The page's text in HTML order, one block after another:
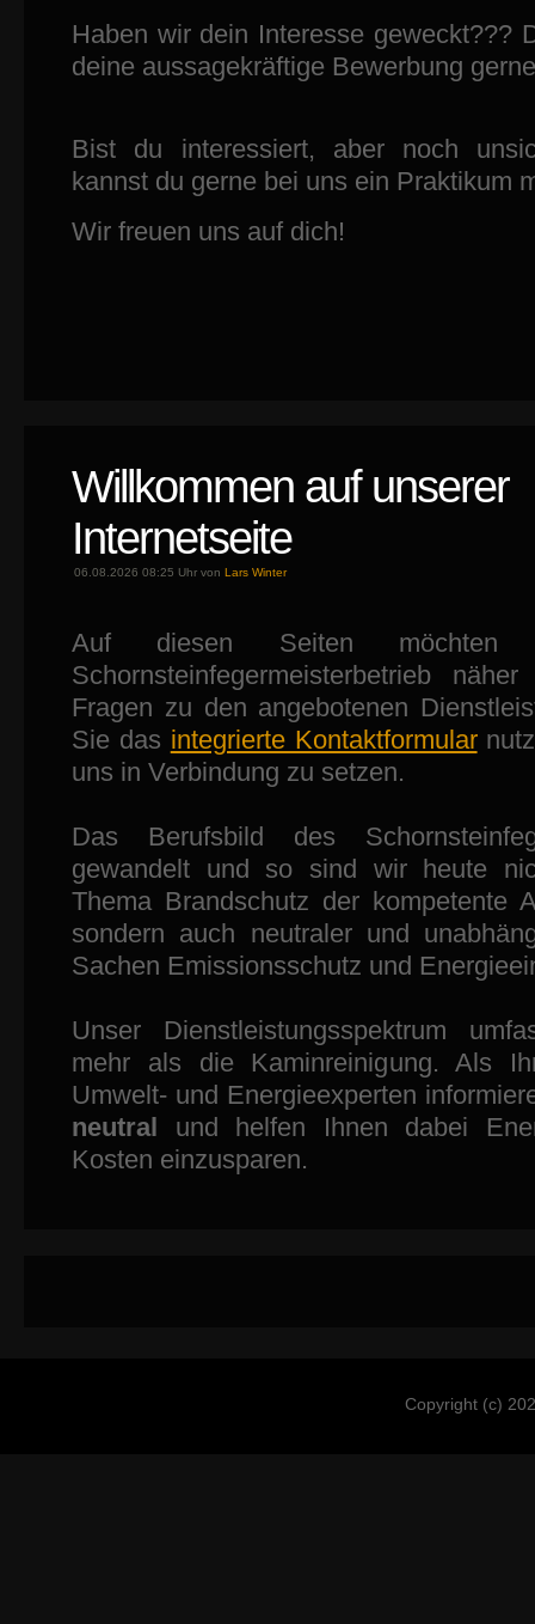
Haben wir dein Interesse geweckt???
deine aussagekräftige Bewerbung
Bist du interessiert, aber noch
kannst du gerne bei uns ein Praktikum
Wir freuen uns auf dich!
Willkommen auf unserer
Internetseite
06.08.2026 08:25 Uhr von Lars Winter
Auf diesen Seiten möchten
Schornsteinfegermeisterbetrieb
Fragen zu den angebotenen
Sie das integrierte Kontaktformular
uns in Verbindung zu setzen.
Das Berufsbild des
gewandelt und so sind wir heute
Thema Brandschutz der kompetente
sondern auch neutraler und
Sachen Emissionsschutz und
Unser Dienstleistungsspektrum
mehr als die Kaminreinigung. Als
Umwelt- und Energieexperten
neutral und helfen Ihnen dabei
Kosten einzusparen.
Copyright (c)